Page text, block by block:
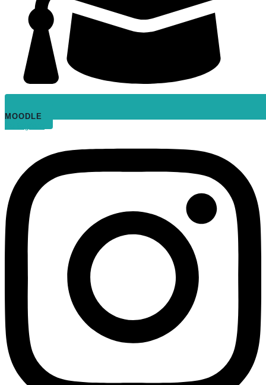
MOODLE